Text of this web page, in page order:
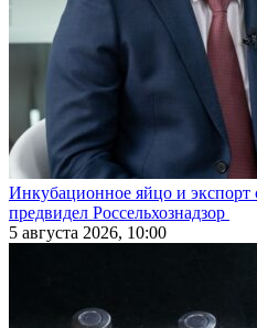
Инкубационное яйцо и экспорт
предвидел Россельхознадзор
5 августа 2026, 10:00